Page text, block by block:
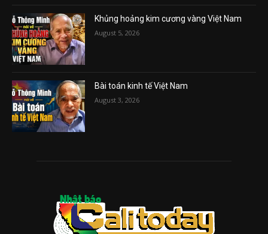
Khủng hoảng kim cương vàng Việt Nam
August 5, 2026
Bài toán kinh tế Việt Nam
August 3, 2026